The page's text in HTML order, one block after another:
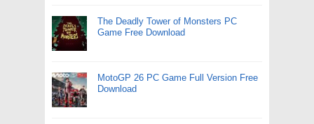
The Deadly Tower of Monsters PC
Game Free Download
MotoGP 26 PC Game Full Version Free
Download